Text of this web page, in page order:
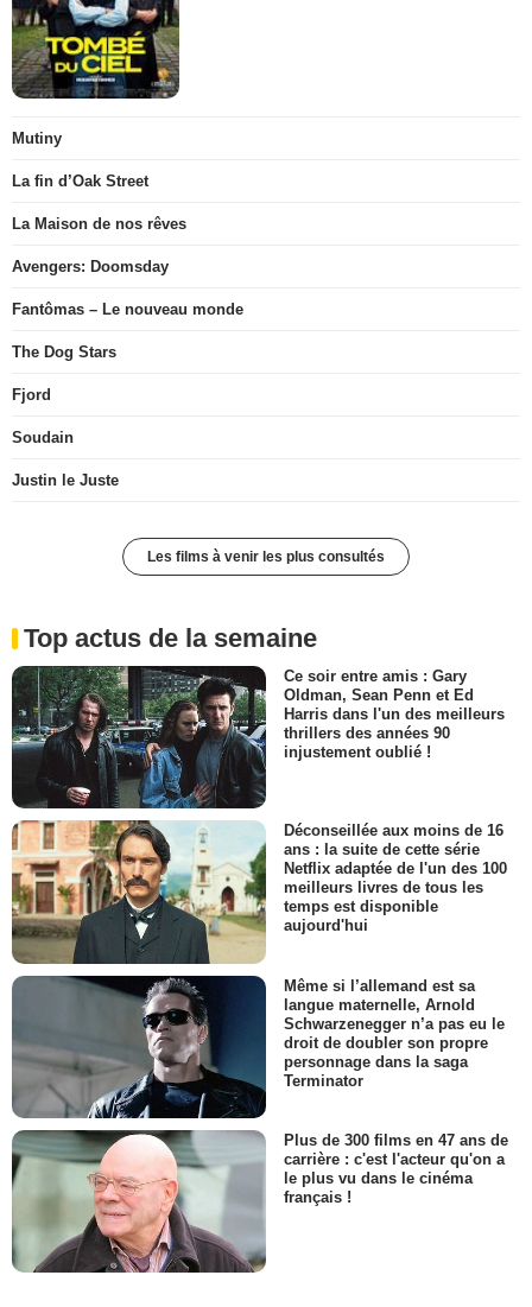
Mutiny
La fin d’Oak Street
La Maison de nos rêves
Avengers: Doomsday
Fantômas – Le nouveau monde
The Dog Stars
Fjord
Soudain
Justin le Juste
Les films à venir les plus consultés
Top actus de la semaine
Ce soir entre amis : Gary
Oldman, Sean Penn et Ed
Harris dans l'un des meilleurs
thrillers des années 90
injustement oublié !
Déconseillée aux moins de 16
ans : la suite de cette série
Netflix adaptée de l'un des 100
meilleurs livres de tous les
temps est disponible
aujourd'hui
Même si l’allemand est sa
langue maternelle, Arnold
Schwarzenegger n’a pas eu le
droit de doubler son propre
personnage dans la saga
Terminator
Plus de 300 films en 47 ans de
carrière : c'est l'acteur qu'on a
le plus vu dans le cinéma
français !